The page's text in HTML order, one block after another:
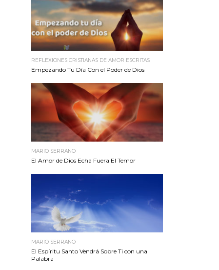
REFLEXIONES CRISTIANAS DE AMOR ESCRITAS
Empezando Tu Día Con el Poder de Dios
MARIO SERRANO
El Amor de Dios Echa Fuera El Temor
MARIO SERRANO
El Espíritu Santo Vendrá Sobre Ti con una
Palabra